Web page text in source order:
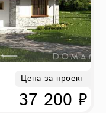
Цена за проект
37 200 ₽